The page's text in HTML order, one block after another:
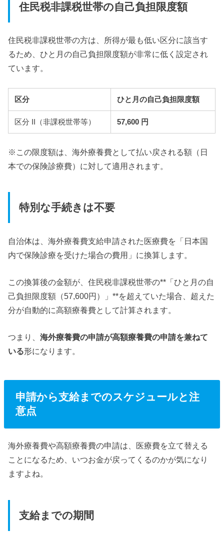
住民税非課税世帯の自己負担限度額
住民税非課税世帯の方は、所得が最も低い区分に該当す
るため、ひと月の自己負担限度額が非常に低く設定され
ています。
区分 ひと月の自己負担限度額
区分 II（非課税世帯等） 57,600 円
※この限度額は、海外療養費として払い戻される額（日
本での保険診療費）に対して適用されます。
特別な手続きは不要
自治体は、海外療養費支給申請された医療費を「日本国
内で保険診療を受けた場合の費用」に換算します。
この換算後の金額が、住民税非課税世帯の**「ひと月の自
己負担限度額（57,600円）」**を超えていた場合、超えた
分が自動的に高額療養費として計算されます。
つまり、海外療養費の申請が高額療養費の申請を兼ねて
いる形になります。
申請から支給までのスケジュールと注
意点
海外療養費や高額療養費の申請は、医療費を立て替える
ことになるため、いつお金が戻ってくるのかが気になり
ますよね。
支給までの期間